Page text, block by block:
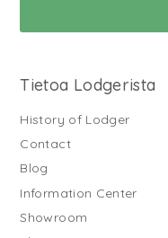
Tietoa Lodgerista
History of Lodger
Contact
Blog
Information Center
Showroom